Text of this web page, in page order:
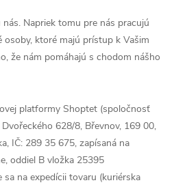
Napriek tomu pre nás pracujú
ktoré majú prístup k Vašim
že nám pomáhajú s chodom nášho
platformy Shoptet (spoločnosť
628/8, Břevnov, 169 00,
IČ: 289 35 675, zapísaná na
oddiel B vložka 25395
na expedícii tovaru (kuriérska